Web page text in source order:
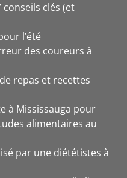
clés (et
l’été
des coureurs à
repas et recettes
à Mississauga pour
alimentaires au
par une diététistes à